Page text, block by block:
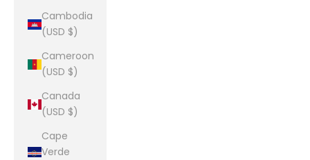
Cambodia
(USD $)
Cameroon
(USD $)
Canada
(USD $)
Cape
Verde